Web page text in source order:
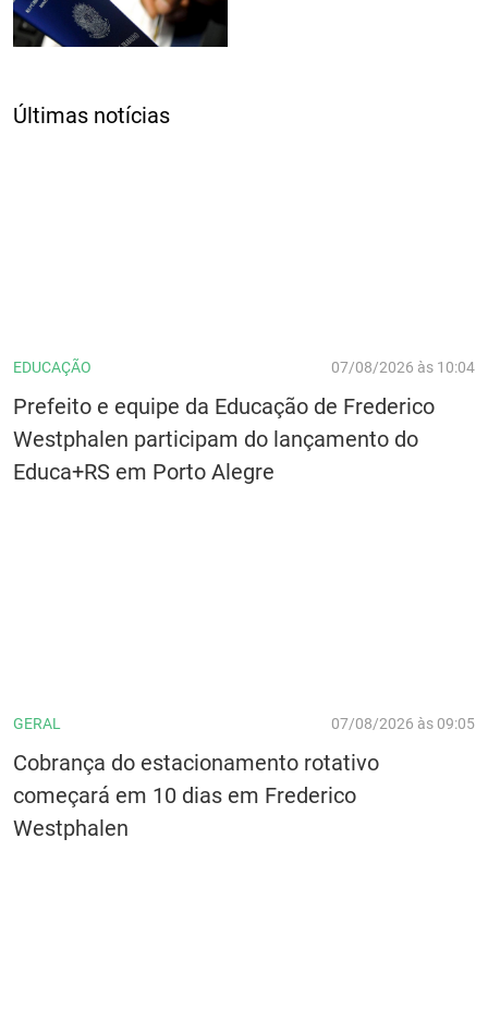
Últimas notícias
EDUCAÇÃO 07/08/2026 às 10:04
Prefeito e equipe da Educação de Frederico
Westphalen participam do lançamento do
Educa+RS em Porto Alegre
GERAL 07/08/2026 às 09:05
Cobrança do estacionamento rotativo
começará em 10 dias em Frederico
Westphalen